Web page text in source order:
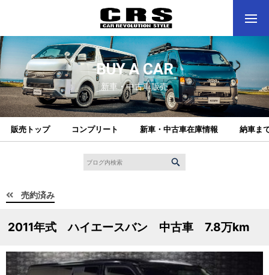
BUY A CAR
新車・中古車販売
販売トップ コンプリート 新車・中古車在庫情報 納車ま
売約済み
2011年式 ハイエースバン 中古車 7.8万km